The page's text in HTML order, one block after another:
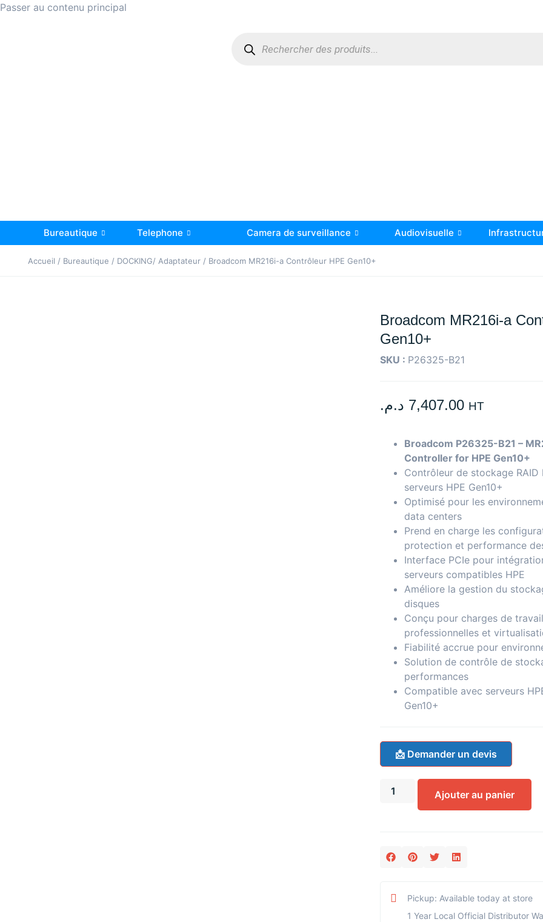
Passer au contenu principal
Bureautique Telephone Camera de surveillance Audiovisuelle
Accueil / Bureautique / DOCKING/ Adaptateur / Broadcom MR216i-a Contrôleur HPE Gen10+
Broadcom MR216i-a
Gen10+
SKU : P26325-B21
7,407.00 د.م. HT
Broadcom P26325-B21 –
Controller for HPE Gen10+
Contrôleur de stockage
serveurs HPE Gen10+
Optimisé pour les
data centers
Prend en charge les
protection et performance
Interface PCIe pour
serveurs compatibles HPE
Améliore la gestion du
disques
Conçu pour charges de travail
professionnelles et
Fiabilité accrue pour
Solution de contrôle de
performances
Compatible avec serveurs
Gen10+
📩 Demander un devis
Ajouter au panier
Pickup: Available today at store
1 Year Local Official Distributor